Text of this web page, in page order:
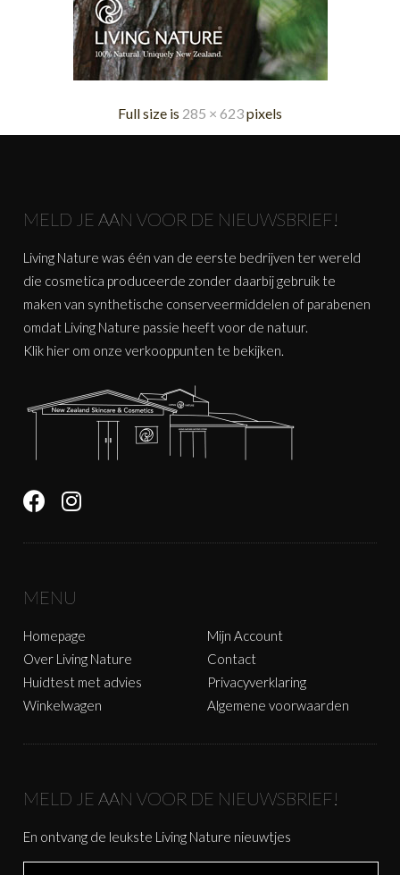
Full size is 285 × 623pixels
MELD JE AAN VOOR DE NIEUWSBRIEF!
Living Nature was één van de eerste bedrijven ter wereld
die cosmetica produceerde zonder daarbij gebruik te
maken van synthetische conserveermiddelen of parabenen
omdat Living Nature passie heeft voor de natuur.
Klik hier om onze verkooppunten te bekijken.
MENU
Homepage
Over Living Nature
Huidtest met advies
Winkelwagen
Mijn Account
Contact
Privacyverklaring
Algemene voorwaarden
MELD JE AAN VOOR DE NIEUWSBRIEF!
En ontvang de leukste Living Nature nieuwtjes